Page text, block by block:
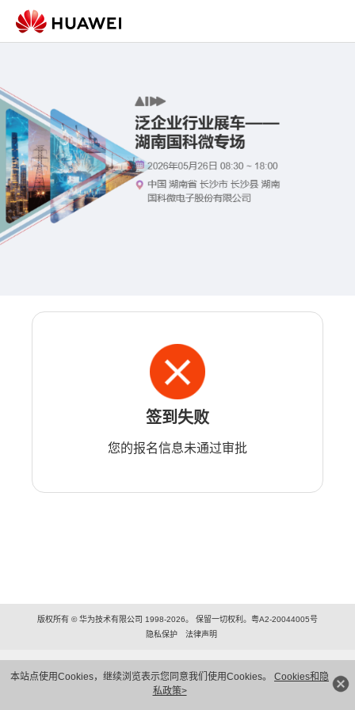
本站点使用Cookies，继续浏览表示您同意我们使用Cookies。 Cookies和隐
私政策>
签到失败
您的报名信息未通过审批
版权所有 © 华为技术有限公司 1998-2026。 保留一切权利。粤A2-20044005号
隐私保护
法律声明